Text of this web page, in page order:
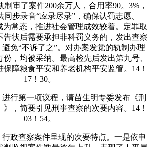
审了案件200余万人，合用率90。3%，
步录音“应录尽录”，确保认罚志愿、
为常态，推进社会管理成效较着。定罪取
告状后需要承担非科罚义务的，发出查察
免“不诉了之”。对办案发觉的轨制办理
，均被采纳。最高检先后发出第九号、
障粮食平安和养老机构平安监管。14！
17！30。
第一项议程，请苗生明专委发布《刑
》，简要引见刑事查察的次要内容。14！
03！54。
查察案件呈现的次要特点。一是依申